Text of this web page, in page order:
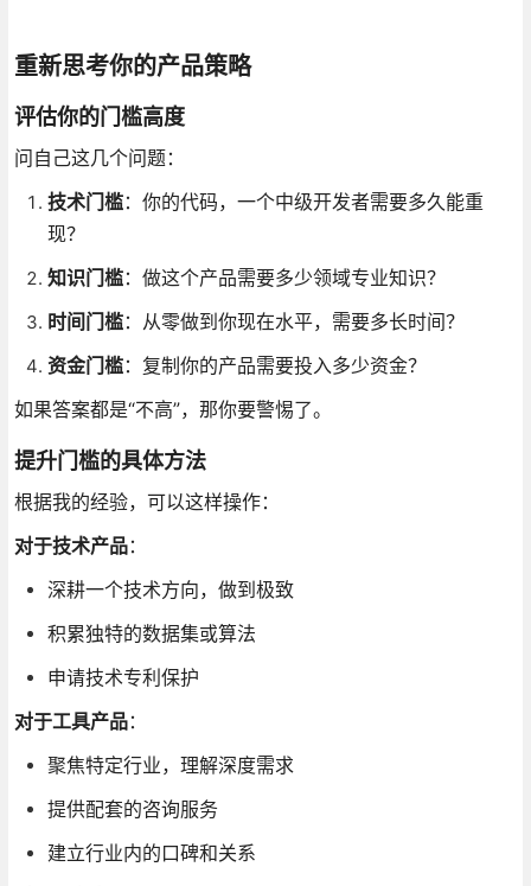
重新思考你的产品策略
评估你的门槛高度
问自己这几个问题：
技术门槛：你的代码，一个中级开发者需要多久能重
现？
知识门槛：做这个产品需要多少领域专业知识？
时间门槛：从零做到你现在水平，需要多长时间？
资金门槛：复制你的产品需要投入多少资金？
如果答案都是“不高”，那你要警惕了。
提升门槛的具体方法
根据我的经验，可以这样操作：
对于技术产品：
深耕一个技术方向，做到极致
积累独特的数据集或算法
申请技术专利保护
对于工具产品：
聚焦特定行业，理解深度需求
提供配套的咨询服务
建立行业内的口碑和关系